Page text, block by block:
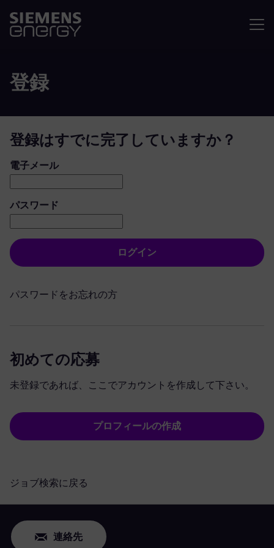
登録
登録はすでに完了していますか？
ログイン：ユーザーとパスワード
電子メール
パスワード
ログイン
パスワードをお忘れの方
初めての応募
未登録であれば、ここでアカウントを作成して下さい。
プロフィールの作成
ジョブ検索に戻る
連絡先